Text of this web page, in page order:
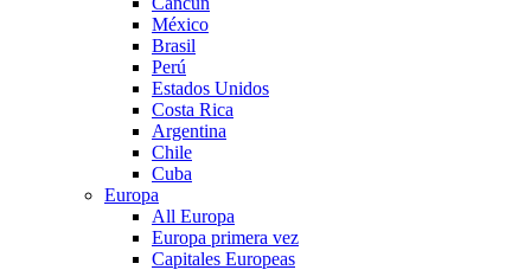
México
Brasil
Perú
Estados Unidos
Costa Rica
Argentina
Chile
Cuba
Europa
All Europa
Europa primera vez
Capitales Europeas